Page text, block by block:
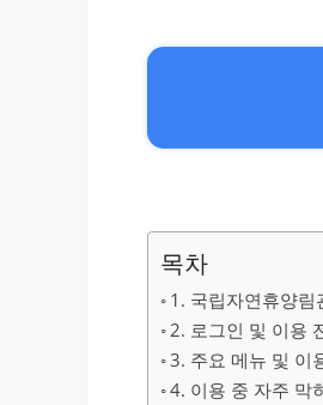
목차
1. 국립자연휴양림
2. 로그인 및 이용
3. 주요 메뉴 및 이
4. 이용 중 자주 막